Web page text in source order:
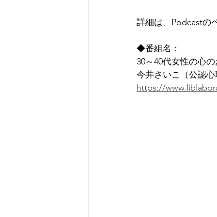
詳細は、Podcastの
◆番組名：
30～40代女性の心
今井さいこ（公認
https://